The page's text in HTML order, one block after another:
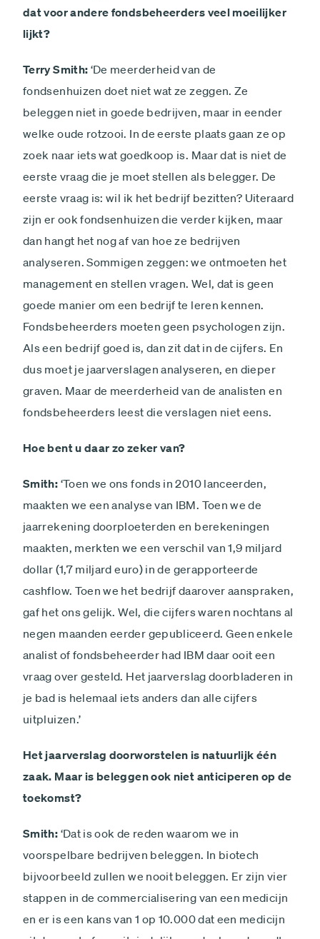
dat voor andere fonds­beheerders veel moeilijker
lijkt?
Terry Smith: ‘De meerderheid van de
fondsenhuizen doet niet wat ze zeggen. Ze
beleggen niet in goede bedrijven, maar in eender
welke oude rotzooi. In de eerste plaats gaan ze op
zoek naar iets wat goedkoop is. Maar dat is niet de
eerste vraag die je moet stellen als belegger. De
eerste vraag is: wil ik het bedrijf bezitten? Uiteraard
zijn er ook fondsenhuizen die verder kijken, maar
dan hangt het nog af van hoe ze bedrijven
analyseren. Sommigen zeggen: we ontmoeten het
management en stellen vragen. Wel, dat is geen
goede manier om een bedrijf te leren kennen.
Fondsbeheerders moeten geen psychologen zijn.
Als een bedrijf goed is, dan zit dat in de cijfers. En
dus moet je jaarverslagen analyseren, en dieper
graven. Maar de meerderheid van de analisten en
fondsbeheerders leest die verslagen niet eens.
Hoe bent u daar zo zeker van?
Smith: ‘Toen we ons fonds in 2010 lanceerden,
maakten we een analyse van IBM. Toen we de
jaarrekening doorploeterden en berekeningen
maakten, merkten we een verschil van 1,9 miljard
dollar (1,7 miljard euro) in de gerapporteerde
cashflow. Toen we het bedrijf daarover aanspraken,
gaf het ons gelijk. Wel, die cijfers waren nochtans al
negen maanden eerder gepubliceerd. Geen enkele
analist of fondsbeheerder had IBM daar ooit een
vraag over gesteld. Het jaarverslag doorbladeren in
je bad is helemaal iets anders dan alle cijfers
uitpluizen.’
Het jaarverslag doorworstelen is natuurlijk één
zaak. Maar is beleggen ook niet anticiperen op de
toekomst?
Smith: ‘Dat is ook de reden waarom we in
voorspelbare bedrijven beleggen. In biotech
bijvoorbeeld zullen we nooit beleggen. Er zijn vier
stappen in de commercialisering van een medicijn
en er is een kans van 1 op 10.000 dat een medicijn